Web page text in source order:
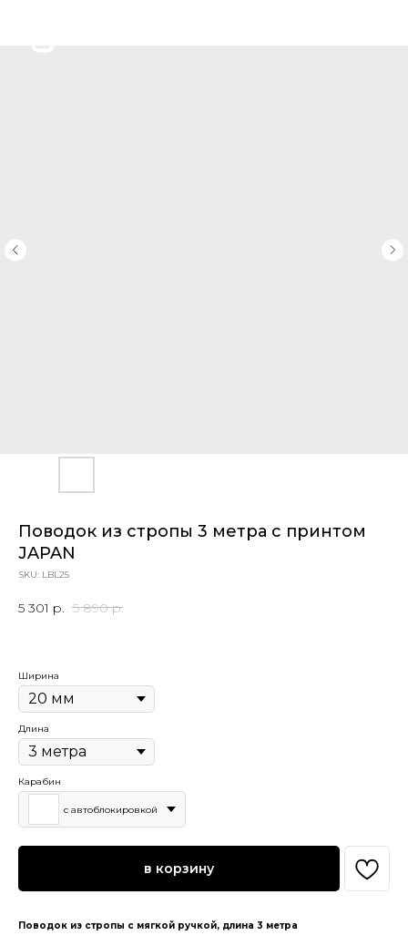
Поводок из стропы 3 метра с принтом
JAPAN
SKU: LBL25
5 301 р. 5 890 р.
Ширина
Длина
Карабин
с автоблокировкой
в корзину
Поводок из стропы с мягкой ручкой, длина 3 метра